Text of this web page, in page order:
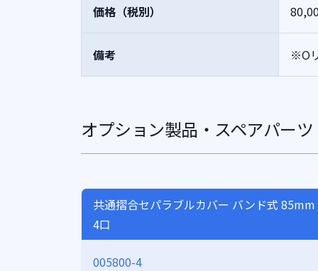
価格（税別）
備考 ※O
オプション製品・スペアパーツ
共通摺合セパラブルカバー バンド式 85mm
4口
005800-4